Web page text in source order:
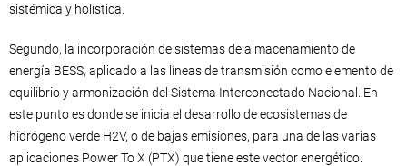
sistémica y holística.
Segundo, la incorporación de sistemas de almacenamiento de
energía BESS, aplicado a las líneas de transmisión como elemento de
equilibrio y armonización del Sistema Interconectado Nacional. En
este punto es donde se inicia el desarrollo de ecosistemas de
hidrógeno verde H2V, o de bajas emisiones, para una de las varias
aplicaciones Power To X (PTX) que tiene este vector energético.